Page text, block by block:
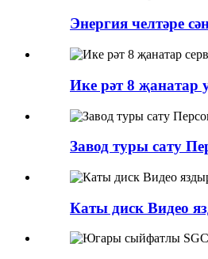
Энергия челтәре
Ике рәт 8 җанатар
Завод туры сату
Каты диск Видео